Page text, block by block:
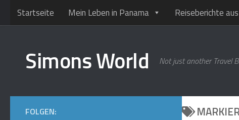
Unter dem Inhalt
Startseite Mein Leben in Panama Reiseberichte
Simons World Not just another Travel
FOLGEN: